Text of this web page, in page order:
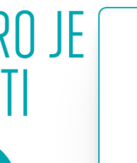
je